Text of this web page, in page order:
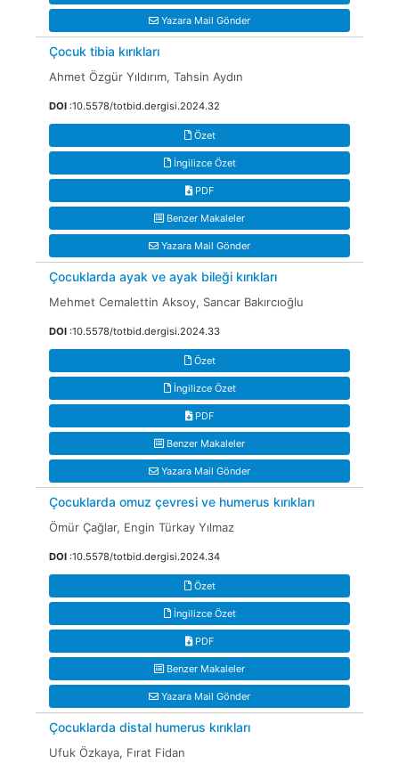
Yazara Mail Gönder
Çocuk tibia kırıkları
Ahmet Özgür Yıldırım, Tahsin Aydın
DOI :10.5578/totbid.dergisi.2024.32
Özet
İngilizce Özet
PDF
Benzer Makaleler
Yazara Mail Gönder
Çocuklarda ayak ve ayak bileği kırıkları
Mehmet Cemalettin Aksoy, Sancar Bakırcıoğlu
DOI :10.5578/totbid.dergisi.2024.33
Özet
İngilizce Özet
PDF
Benzer Makaleler
Yazara Mail Gönder
Çocuklarda omuz çevresi ve humerus kırıkları
Ömür Çağlar, Engin Türkay Yılmaz
DOI :10.5578/totbid.dergisi.2024.34
Özet
İngilizce Özet
PDF
Benzer Makaleler
Yazara Mail Gönder
Çocuklarda distal humerus kırıkları
Ufuk Özkaya, Fırat Fidan